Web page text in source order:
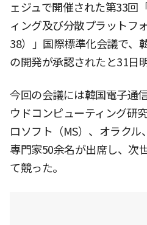
ェジュで開催された第33回
ィング及び分散プラットフ
38）」国際標準化会議で、
の開発が承認されたと31日
今回の会議には韓国電子通
ウドコンピューティング研
ロソフト（MS）、オラク
専門家50余名が出席し、次
て競った。